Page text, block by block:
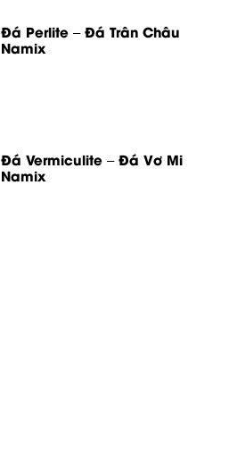
Đá Perlite – Đá Trân Châu
Namix
Đá Vermiculite – Đá Vơ Mi
Namix